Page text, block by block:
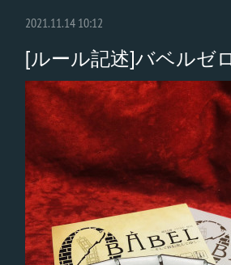
2021.11.14 10:12
[ルール記述]バベルゼ